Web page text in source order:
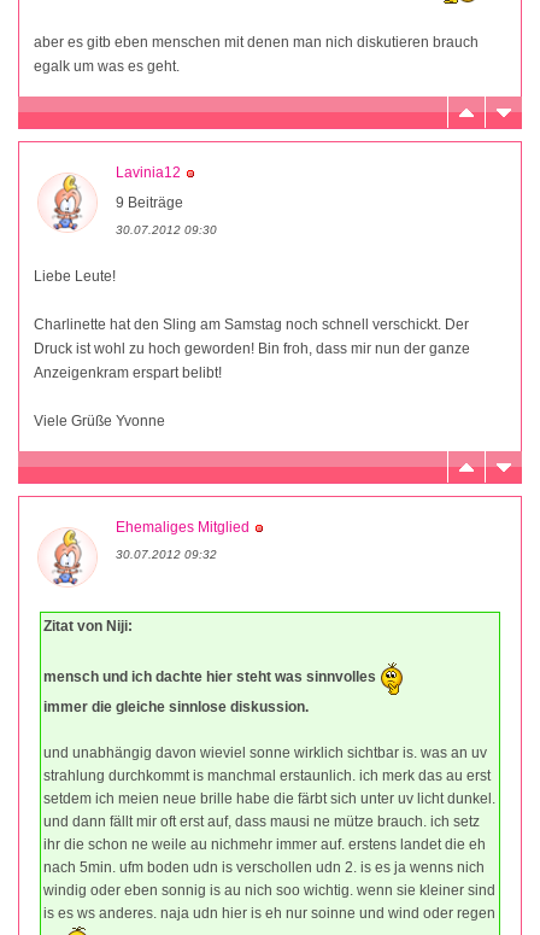
aber es gitb eben menschen mit denen man nich diskutieren brauch
egalk um was es geht.
Lavinia12
9 Beiträge
30.07.2012 09:30
Liebe Leute!
Charlinette hat den Sling am Samstag noch schnell verschickt. Der
Druck ist wohl zu hoch geworden! Bin froh, dass mir nun der ganze
Anzeigenkram erspart belibt!
Viele Grüße Yvonne
Ehemaliges Mitglied
30.07.2012 09:32
Zitat von Niji:
mensch und ich dachte hier steht was sinnvolles
immer die gleiche sinnlose diskussion.
und unabhängig davon wieviel sonne wirklich sichtbar is. was an uv
strahlung durchkommt is manchmal erstaunlich. ich merk das au erst
setdem ich meien neue brille habe die färbt sich unter uv licht dunkel.
und dann fällt mir oft erst auf, dass mausi ne mütze brauch. ich setz
ihr die schon ne weile au nichmehr immer auf. erstens landet die eh
nach 5min. ufm boden udn is verschollen udn 2. is es ja wenns nich
windig oder eben sonnig is au nich soo wichtig. wenn sie kleiner sind
is es ws anderes. naja udn hier is eh nur soinne und wind oder regen